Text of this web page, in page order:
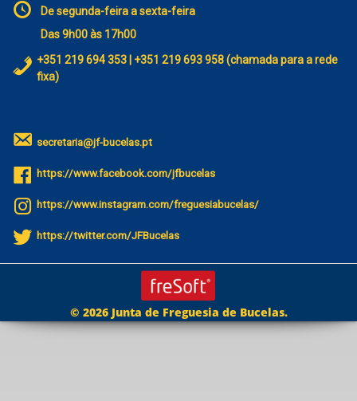
De segunda-feira a sexta-feira
Das 9h00 às 17h00
+351 219 694 353 | +351 219 693 958 (chamada para a rede
fixa)
secretaria@jf-bucelas.pt
https://www.facebook.com/jfbucelas
https://www.instagram.com/freguesiabucelas/
https://twitter.com/JFBucelas
© 2026 Junta de Freguesia de Bucelas.